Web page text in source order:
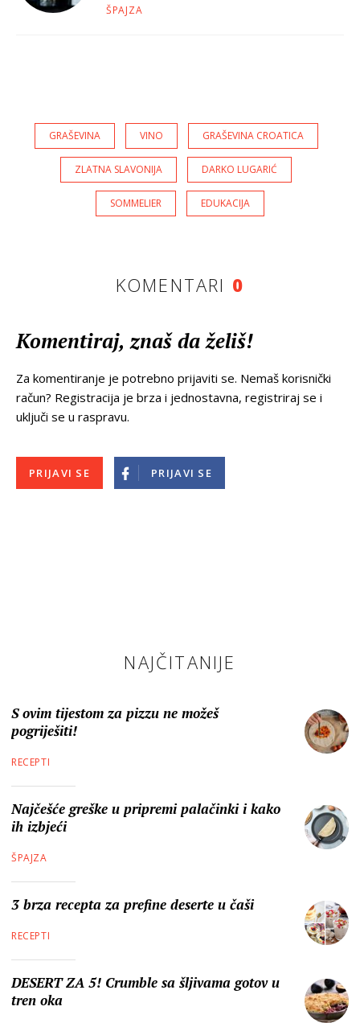
ŠPAJZA
GRAŠEVINA VINO GRAŠEVINA CROATICA
ZLATNA SLAVONIJA DARKO LUGARIĆ
SOMMELIER EDUKACIJA
KOMENTARI 0
Komentiraj, znaš da želiš!
Za komentiranje je potrebno prijaviti se. Nemaš korisnički
račun? Registracija je brza i jednostavna, registriraj se i
uključi se u raspravu.
PRIJAVI SE PRIJAVI SE
NAJČITANIJE
S ovim tijestom za pizzu ne možeš
pogriješiti!
RECEPTI
Najčešće greške u pripremi palačinki i kako
ih izbjeći
ŠPAJZA
3 brza recepta za prefine deserte u čaši
RECEPTI
DESERT ZA 5! Crumble sa šljivama gotov u
tren oka